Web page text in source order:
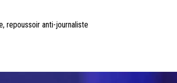
repoussoir anti-journaliste